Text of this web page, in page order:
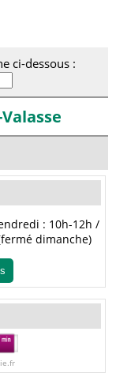
ci-dessous :
: 10h-12h /
dimanche)